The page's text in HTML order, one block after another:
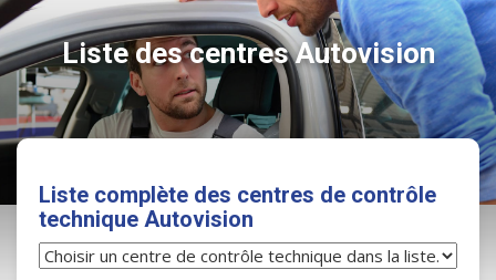
Liste des centres Autovision
Liste complète des centres de contrôle
technique Autovision